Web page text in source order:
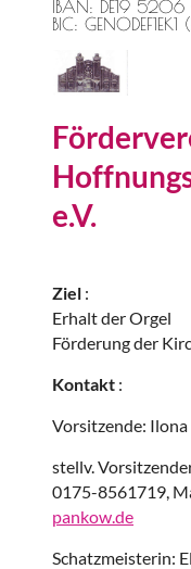
IBAN: DE19
BIC:
e.V.
Ziel :
Erhalt der Orgel
Förderung der
Kontakt :
Vorsitzende:
stellv.
0175-8561719,
pankow.de
Schatzmeisterin: